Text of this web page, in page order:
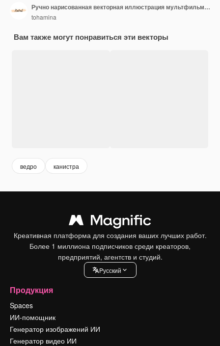
Ручно нарисованная векторная иллюстрация мультфильма на белом фоне
tohamina
Вам также могут понравиться эти векторы
ведро канистра
Креативная платформа для создания ваших лучших работ.
Более 1 миллиона подписчиков среди креаторов,
предприятий, агентств и студий.
Pусский
Продукция
Spaces
ИИ-помощник
Генератор изображений ИИ
Генератор видео ИИ